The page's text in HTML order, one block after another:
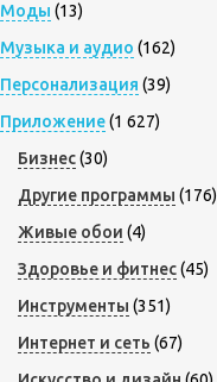
Моды (13)
Музыка и аудио (162)
Персонализация (39)
Приложение(1 627)
Бизнес(30)
Другие программы (176)
Живые обои (4)
Здоровье и фитнес(45)
Инструменты (351)
Интернет и сеть (67)